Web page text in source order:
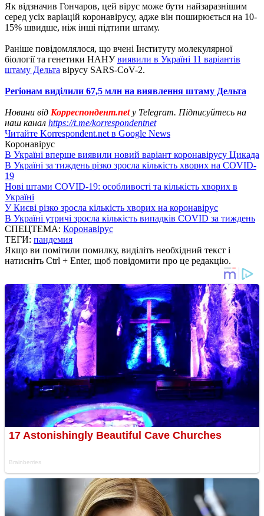
Як відзначив Гончаров, цей вірус може бути найзаразнішим
серед усіх варіацій коронавірусу, адже він поширюється на 10-
15% швидше, ніж інші підтипи штаму.
Раніше повідомлялося, що вчені Інституту молекулярної
біології та генетики НАНУвиявили в Україні 11 варіантів
штаму Дельта вірусу SARS-CoV-2.
Регіонам виділили 67,5 млн на виявлення штаму Дельта
Новини від Корреспондент.netу Telegram. Підписуйтесь на
наш канал https://t.me/korrespondentnet
Читайте Korrespondent.net в Google News
Коронавірус
В Україні вперше виявили новий варіант коронавірусу Цикада
В Україні за тиждень різко зросла кількість хворих на COVID-
19
Нові штами COVID-19: особливості та кількість хворих в
Україні
У Києві різко зросла кількість хворих на коронавірус
В Україні утричі зросла кількість випадків COVID за тиждень
СПЕЦТЕМА: Коронавірус
ТЕГИ: пандемия
Якщо ви помітили помилку, виділіть необхідний текст і
натисніть Ctrl + Enter, щоб повідомити про це редакцію.